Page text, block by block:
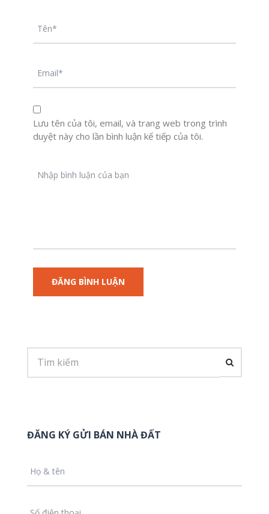
Lưu tên của tôi, email, và trang web trong trình
duyệt này cho lần bình luận kế tiếp của tôi.
ĐĂNG KÝ GỬI BÁN NHÀ ĐẤT